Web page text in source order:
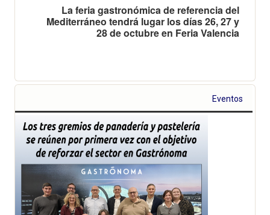
La feria gastronómica de referencia del
Mediterráneo tendrá lugar los días 26, 27 y
28 de octubre en Feria Valencia
Eventos